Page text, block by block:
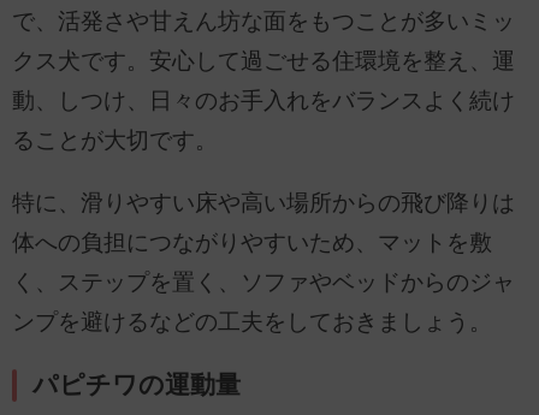
で、活発さや甘えん坊な面をもつことが多いミッ
クス犬です。安心して過ごせる住環境を整え、運
動、しつけ、日々のお手入れをバランスよく続け
ることが大切です。
特に、滑りやすい床や高い場所からの飛び降りは
体への負担につながりやすいため、マットを敷
く、ステップを置く、ソファやベッドからのジャ
ンプを避けるなどの工夫をしておきましょう。
パピチワの運動量